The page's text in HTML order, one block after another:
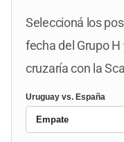
Seleccioná los
fecha del Grupo
cruzaría con la
Uruguay vs. España